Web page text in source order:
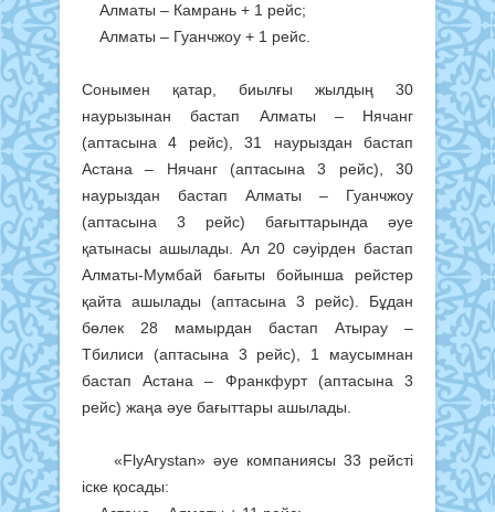
Алматы – Камрань + 1 рейс;
Алматы – Гуанчжоу + 1 рейс.
Сонымен қатар, биылғы жылдың 30
наурызынан бастап Алматы – Нячанг
(аптасына 4 рейс), 31 наурыздан бастап
Астана – Нячанг (аптасына 3 рейс), 30
наурыздан бастап Алматы – Гуанчжоу
(аптасына 3 рейс) бағыттарында әуе
қатынасы ашылады. Ал 20 сәуірден бастап
Алматы-Мумбай бағыты бойынша рейстер
қайта ашылады (аптасына 3 рейс). Бұдан
бөлек 28 мамырдан бастап Атырау –
Тбилиси (аптасына 3 рейс), 1 маусымнан
бастап Астана – Франкфурт (аптасына 3
рейс) жаңа әуе бағыттары ашылады.
«FlyArystan» әуе компаниясы 33 рейсті
іске қосады: